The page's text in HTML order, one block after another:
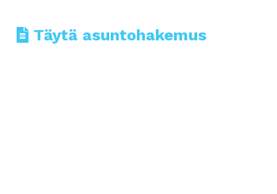
Täytä asuntohakemus